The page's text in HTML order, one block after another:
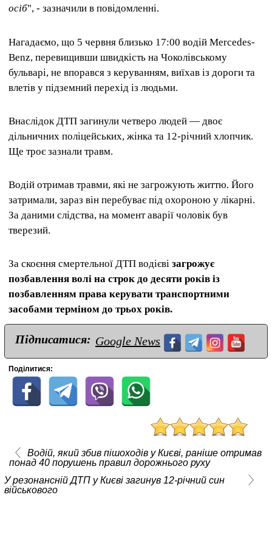
осіб", - зазначили в повідомленні.
Нагадаємо, що 5 червня близько 17:00 водій Mercedes-
Benz, перевищивши швидкість на Чоколівському
бульварі, не впорався з керуванням, виїхав із дороги та
влетів у підземний перехід із людьми.
Внаслідок ДТП загинули четверо людей — двоє
дільничних поліцейських, жінка та 12-річний хлопчик.
Ще троє зазнали травм.
Водій отримав травми, які не загрожують життю. Його
затримали, зараз він перебуває під охороною у лікарні.
За даними слідства, на момент аварії чоловік був
тверезий.
За скоєння смертельної ДТП водієві загрожує
позбавлення волі на строк до десяти років із
позбавленням права керувати транспортними
засобами терміном до трьох років.
Підписатися: Google News
Поділитися:
Водій, який збив пішоходів у Києві, раніше отримав
понад 40 порушень правил дорожнього руху
У резонансній ДТП у Києві загинув 12-річний син
військового